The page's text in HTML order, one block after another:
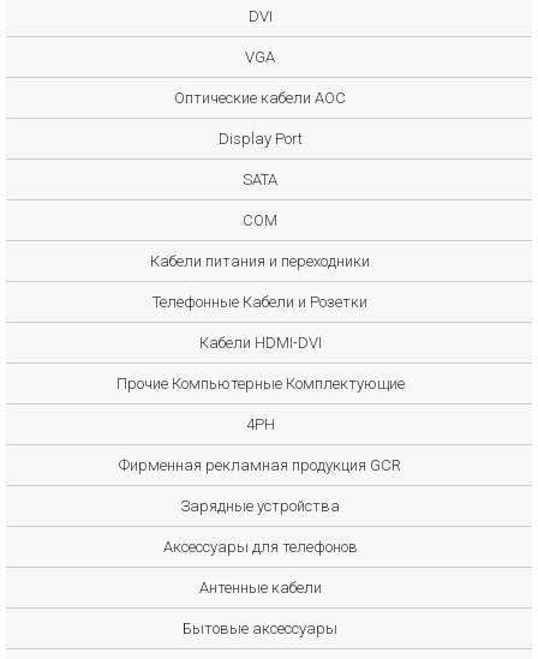
DVI
VGA
Оптические кабели AOC
Display Port
SATA
COM
Кабели питания и переходники
Телефонные Кабели и Розетки
Кабели HDMI-DVI
Прочие Компьютерные Комплектующие
4PH
Фирменная рекламная продукция GCR
Зарядные устройства
Аксессуары для телефонов
Антенные кабели
Бытовые аксессуары